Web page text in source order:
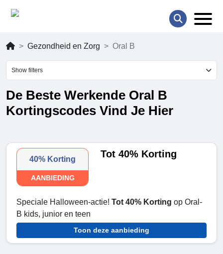
Gezondheid en Zorg Oral B
Show filters
De Beste Werkende Oral B
Kortingscodes Vind Je Hier
40% Korting
AANBIEDING
Tot 40% Korting
Speciale Halloween-actie! Tot 40% Korting op Oral-
B kids, junior en teen
Toon deze aanbieding